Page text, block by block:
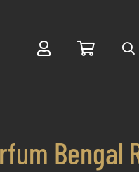
Suche
Bengal